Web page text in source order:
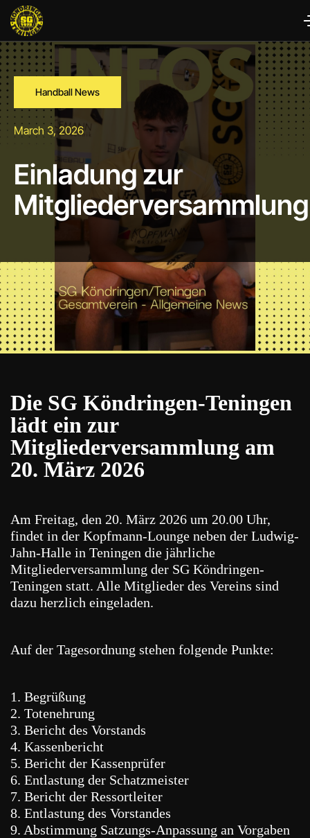
Handball News
March 3, 2026
Einladung zur
Die SG Köndringen-Teningen
lädt ein zur
Mitgliederversammlung am
20. März 2026
Am Freitag, den 20. März 2026 um 20.00 Uhr,
findet in der Kopfmann-Lounge neben der Ludwig-
Jahn-Halle in Teningen die jährliche
Mitgliederversammlung der SG Köndringen-
Teningen statt. Alle Mitglieder des Vereins sind
dazu herzlich eingeladen.
Auf der Tagesordnung stehen folgende Punkte:
1. Begrüßung
2. Totenehrung
3. Bericht des Vorstands
4. Kassenbericht
5. Bericht der Kassenprüfer
6. Entlastung der Schatzmeister
7. Bericht der Ressortleiter
8. Entlastung des Vorstandes
9. Abstimmung Satzungs-Anpassung an Vorgaben